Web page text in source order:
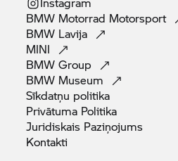
BMW Motorrad Motorsport
BMW Lavija
MINI
BMWGroup
BMW Museum
Sīkdatņu politika
Privātuma Politika
Juridiskais Paziņojums
Kontakti